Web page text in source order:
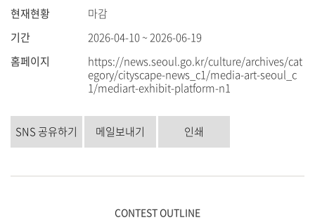
현재현황
마감
기간
2026-04-10 ~ 2026-06-19
홈페이지
https://news.seoul.go.kr/culture/archives/cat
egory/cityscape-news_c1/media-art-seoul_c
1/mediart-exhibit-platform-n1
SNS 공유하기 메일보내기 인쇄
CONTEST OUTLINE